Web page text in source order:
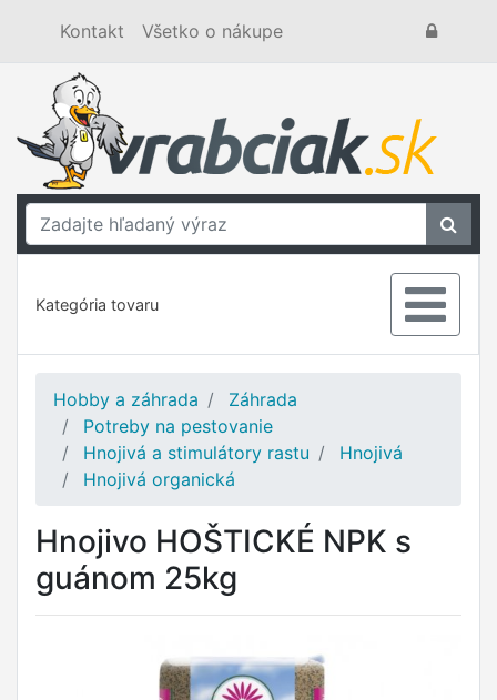
Kontakt Všetko o nákupe
Kategória tovaru
Hobby a záhrada
Záhrada
Potreby na pestovanie
Hnojivá a stimulátory rastu
Hnojivá
Hnojivá organická
Hnojivo HOŠTICKÉ NPK s
guánom 25kg